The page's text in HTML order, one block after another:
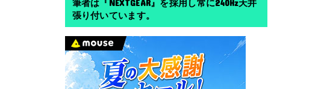
筆者は『NEXTGEAR』を採用し常に240Hz天井
張り付いています。